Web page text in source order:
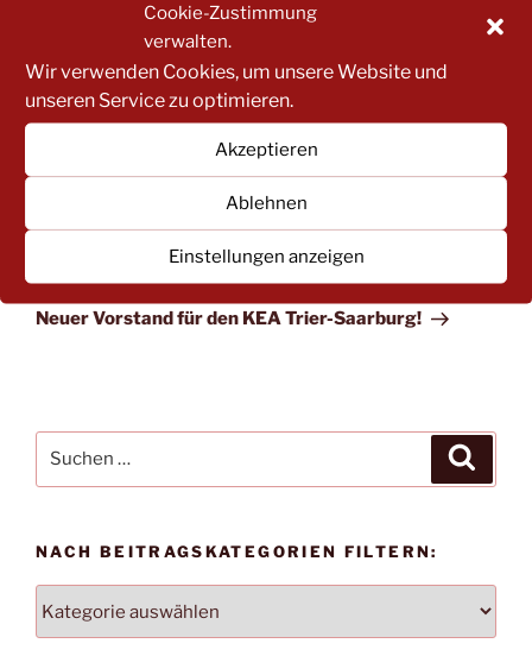
Cookie-Zustimmung
verwalten.
Wir verwenden Cookies, um unsere Website und
unseren Service zu optimieren.
Akzeptieren
Ablehnen
Einstellungen anzeigen
SCHLAGWÖRTER
Beitragsnavigation
Herzliche Einladung: KEA-Vollversammlung und
Info-Veranstaltung
Nächster
Beitrag
WEITER
Neuer Vorstand für den KEA Trier-Saarburg!
nach:
NACH BEITRAGSKATEGORIEN FILTERN:
BEITRAGSKATEGORIEN